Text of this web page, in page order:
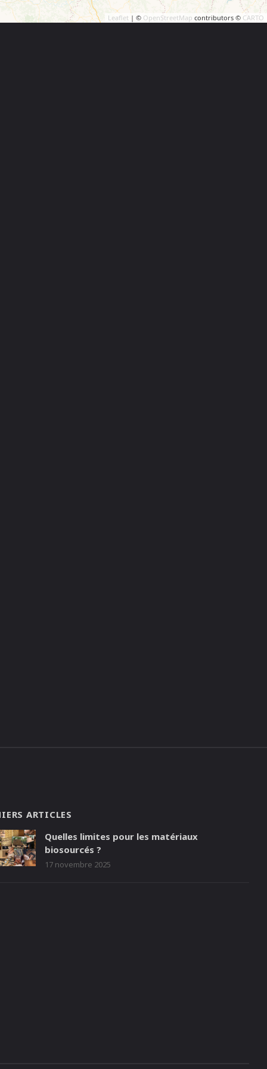
Leaflet| © OpenStreetMap contributors © CARTO
ARTICLES
Quelles limites pour les matériaux
biosourcés ?
17 novembre 2025